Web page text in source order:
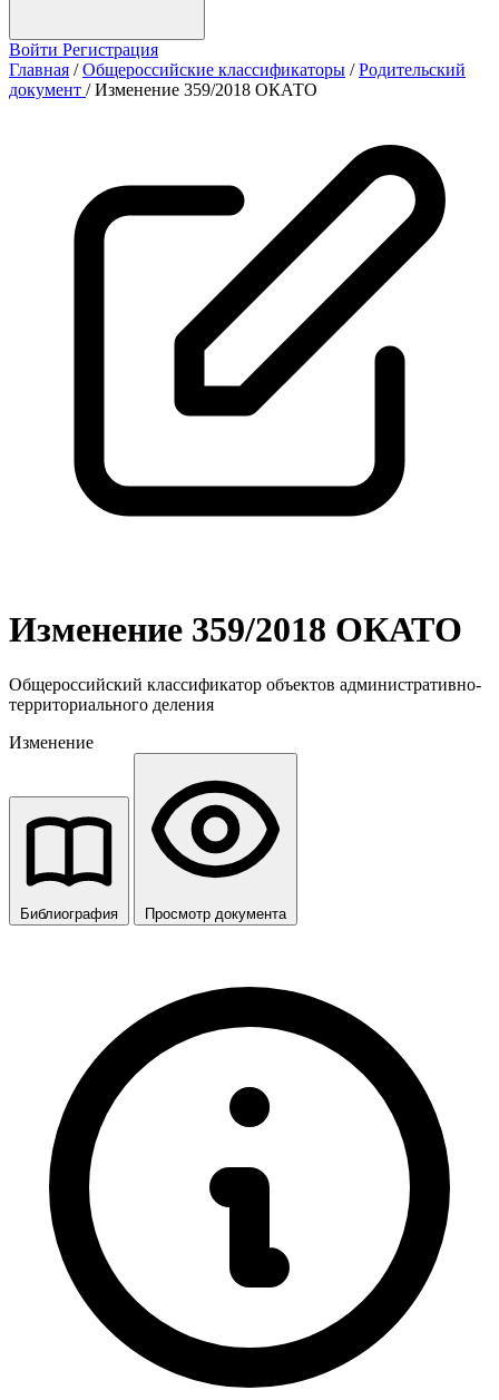
Войти Регистрация
Главная / Общероссийские классификаторы / Родительский
документ / Изменение 359/2018 ОКАТО
Изменение 359/2018 ОКАТО
Общероссийский классификатор объектов административно-
территориального деления
Изменение
Библиография Просмотр документа